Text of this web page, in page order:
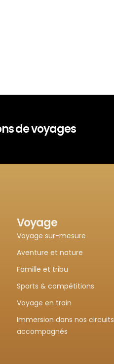
de voyages
Voyage
Voyage sur-mesure
Aventure et nature
Famille et tribu
Sports & compétitions
Voyage en train
Immersion dans nos circuits
accompagnés